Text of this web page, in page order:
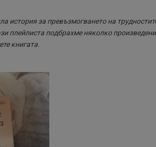
история за превъзмогването на
плейлиста подбрахме няколко
книгата.